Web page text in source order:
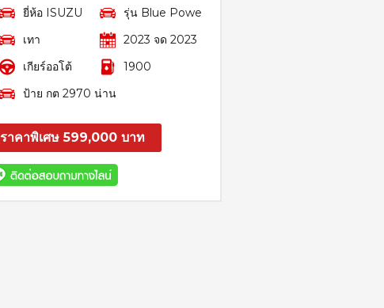
ยี่ห้อ ISUZU
รุ่น Blue Powe
เทา
2023 จด 2023
เกียร์ออโต้
1900
ป้าย กต 2970 น่าน
ราคาพิเศษ 599,000 บาท